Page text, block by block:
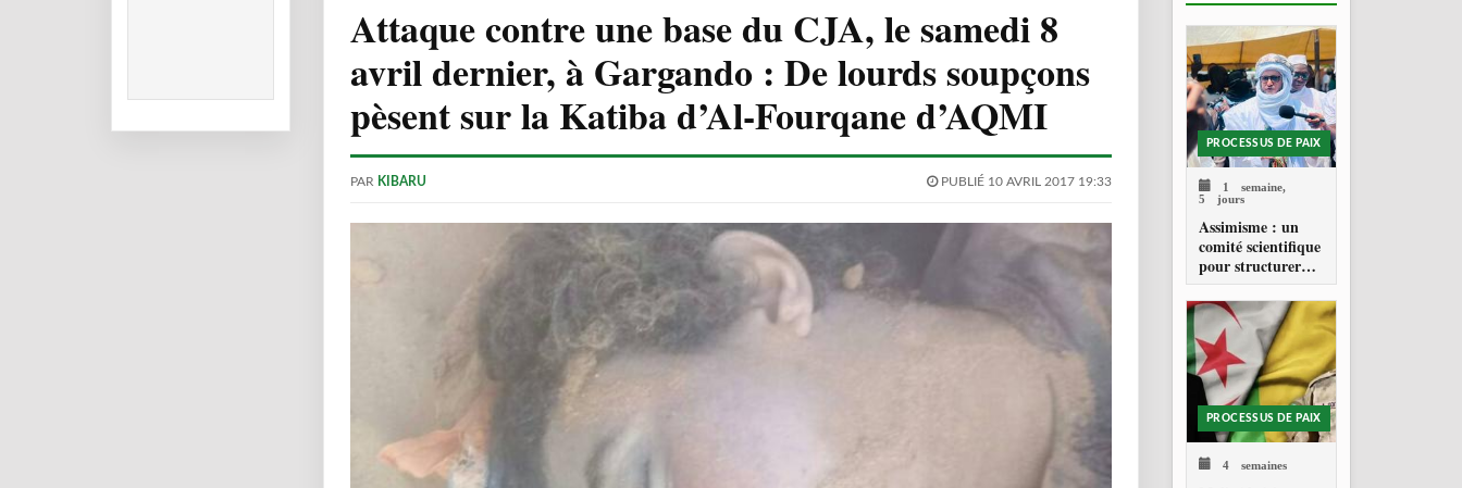
Attaque contre une base du CJA, le samedi 8
avril dernier, à Gargando : De lourds soupçons
pèsent sur la Katiba d’Al-Fourqane d’AQMI
PAR KIBARU PUBLIÉ 10 AVRIL 2017 19:33
PROCESSUS DE PAIX
1 semaine,
5 jours
Assimisme : un
comité scientifique
pour structurer
une doctrine de la
refondation
PROCESSUS DE PAIX
4 semaines